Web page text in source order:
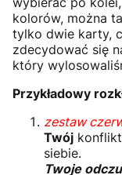
kolorów, można
tylko dwie karty,
zdecydować się
który
Przykładowy
zestaw
Twój
siebie.
Twoje